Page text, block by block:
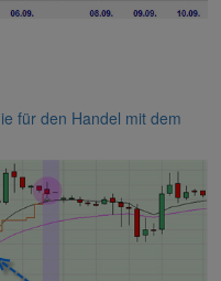
für den Handel mit dem